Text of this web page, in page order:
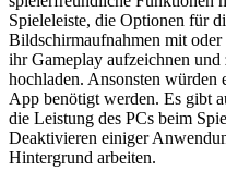
Spieleleiste, die Optionen für
Bildschirmaufnahmen mit
ihr Gameplay aufzeichnen
hochladen. Ansonsten würden
App benötigt werden. Es gibt
die Leistung des PCs beim
Deaktivieren einiger
Hintergrund arbeiten.